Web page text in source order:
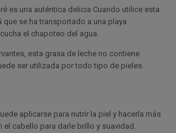
es una auténtica delicia Cuando utilice esta
que se ha transportado a una playa
el chapoteo del agua.
esta grasa de leche no contiene
ser utilizada por todo tipo de pieles.
aplicarse para nutrir la piel y hacerla más
cabello para darle brillo y suavidad.